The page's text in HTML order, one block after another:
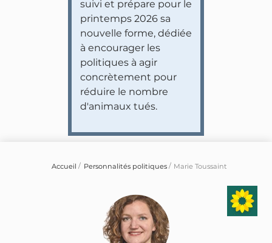
suivi et prépare pour le
printemps 2026 sa
nouvelle forme, dédiée
à encourager les
politiques à agir
concrètement pour
réduire le nombre
d'animaux tués.
Accueil Personnalités politiques Marie Toussaint